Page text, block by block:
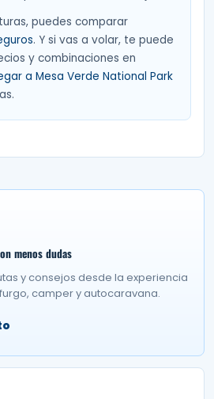
puedes comparar
. Y si vas a volar, te puede
y combinaciones en
a Mesa Verde National Park
menos dudas
y consejos desde la experiencia
camper y autocaravana.